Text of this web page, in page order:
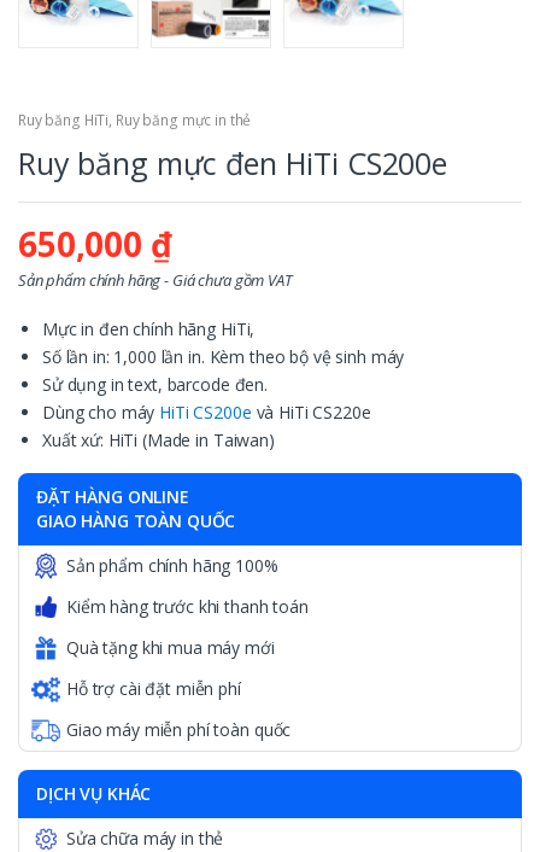
Ruy băng HiTi, Ruy băng mực in thẻ
Ruy băng mực đen HiTi CS200e
650,000 ₫
Sản phẩm chính hãng - Giá chưa gồm VAT
Mực in đen chính hãng HiTi,
Số lần in: 1,000 lần in. Kèm theo bộ vệ sinh máy
Sử dụng in text, barcode đen.
Dùng cho máy HiTi CS200e và HiTi CS220e
Xuất xứ: HiTi (Made in Taiwan)
ĐẶT HÀNG ONLINE
GIAO HÀNG TOÀN QUỐC
Sản phẩm chính hãng 100%
Kiểm hàng trước khi thanh toán
Quà tặng khi mua máy mới
Hỗ trợ cài đặt miễn phí
Giao máy miễn phí toàn quốc
DỊCH VỤ KHÁC
Sửa chữa máy in thẻ